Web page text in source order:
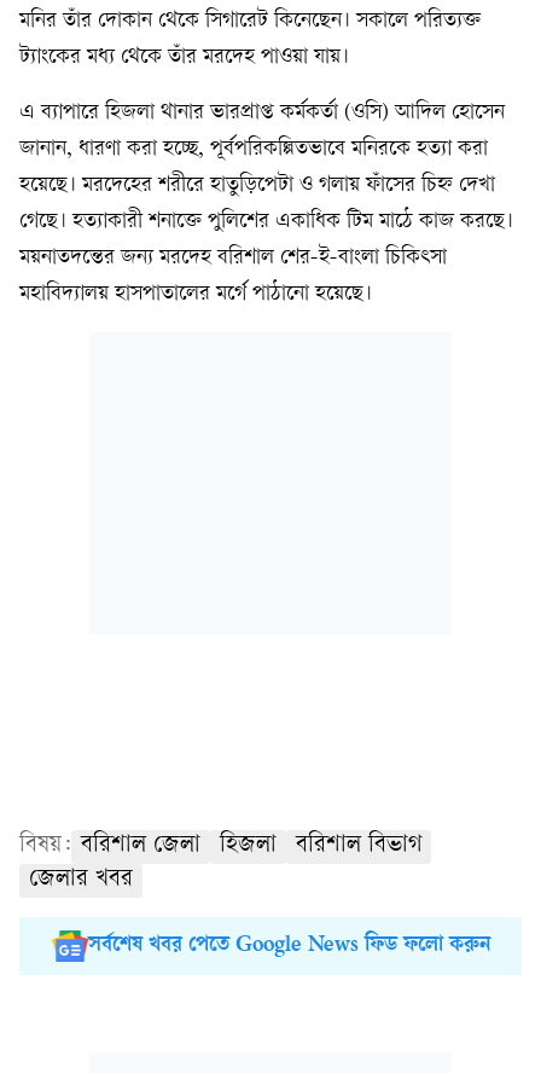
মনির তাঁর দোকান থেকে সিগারেট কিনেছেন। সকালে পরিত্যক্ত
ট্যাংকের মধ্য থেকে তাঁর মরদেহ পাওয়া যায়।
এ ব্যাপারে হিজলা থানার ভারপ্রাপ্ত কর্মকর্তা (ওসি) আদিল হোসেন
জানান, ধারণা করা হচ্ছে, পূর্বপরিকল্পিতভাবে মনিরকে হত্যা করা
হয়েছে। মরদেহের শরীরে হাতুড়িপেটা ও গলায় ফাঁসের চিহ্ন দেখা
গেছে। হত্যাকারী শনাক্তে পুলিশের একাধিক টিম মাঠে কাজ করছে।
ময়নাতদন্তের জন্য মরদেহ বরিশাল শের-ই-বাংলা চিকিৎসা
মহাবিদ্যালয় হাসপাতালের মর্গে পাঠানো হয়েছে।
বিষয়: বরিশাল জেলা হিজলা
বরিশাল বিভাগ
জেলার খবর
সর্বশেষ খবর পেতে Google News ফিড ফলো করুন